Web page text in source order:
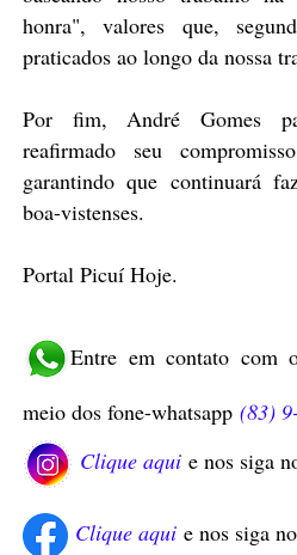
honra", valores que,
praticados ao longo da nossa
Por fim, André Gomes
reafirmado seu
garantindo que continuará
boa-vistenses.
Portal Picuí Hoje.
Entre em contato com
meio dos fone-whatsapp (83)
Clique aquie nos siga
Clique aquie nos siga